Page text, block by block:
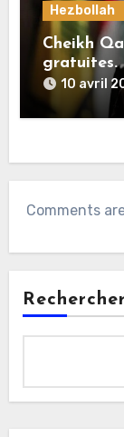
Hezbollah
Cheikh
gratuites.
jusqu’au
10 avril
Comments
Rechercher